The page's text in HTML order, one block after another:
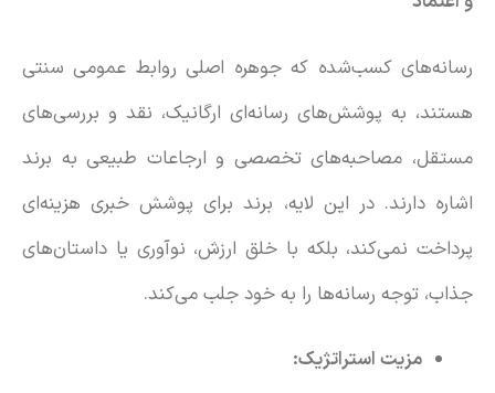
رسانه‌های کسب‌شده که جوهره اصلی روابط عمومی سنتی
هستند، به پوشش‌های رسانه‌ای ارگانیک، نقد و بررسی‌های
مستقل، مصاحبه‌های تخصصی و ارجاعات طبیعی به برند
اشاره دارند. در این لایه، برند برای پوشش خبری هزینه‌ای
پرداخت نمی‌کند، بلکه با خلق ارزش، نوآوری یا داستان‌های
جذاب، توجه رسانه‌ها را به خود جلب می‌کند.
مزیت استراتژیک: